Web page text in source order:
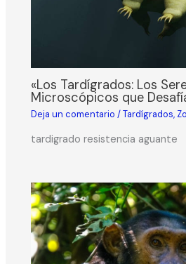
«Los Tardígrados: Los
Microscópicos que
Deja un comentario /Tardígrados,
tardigrado resistencia aguante